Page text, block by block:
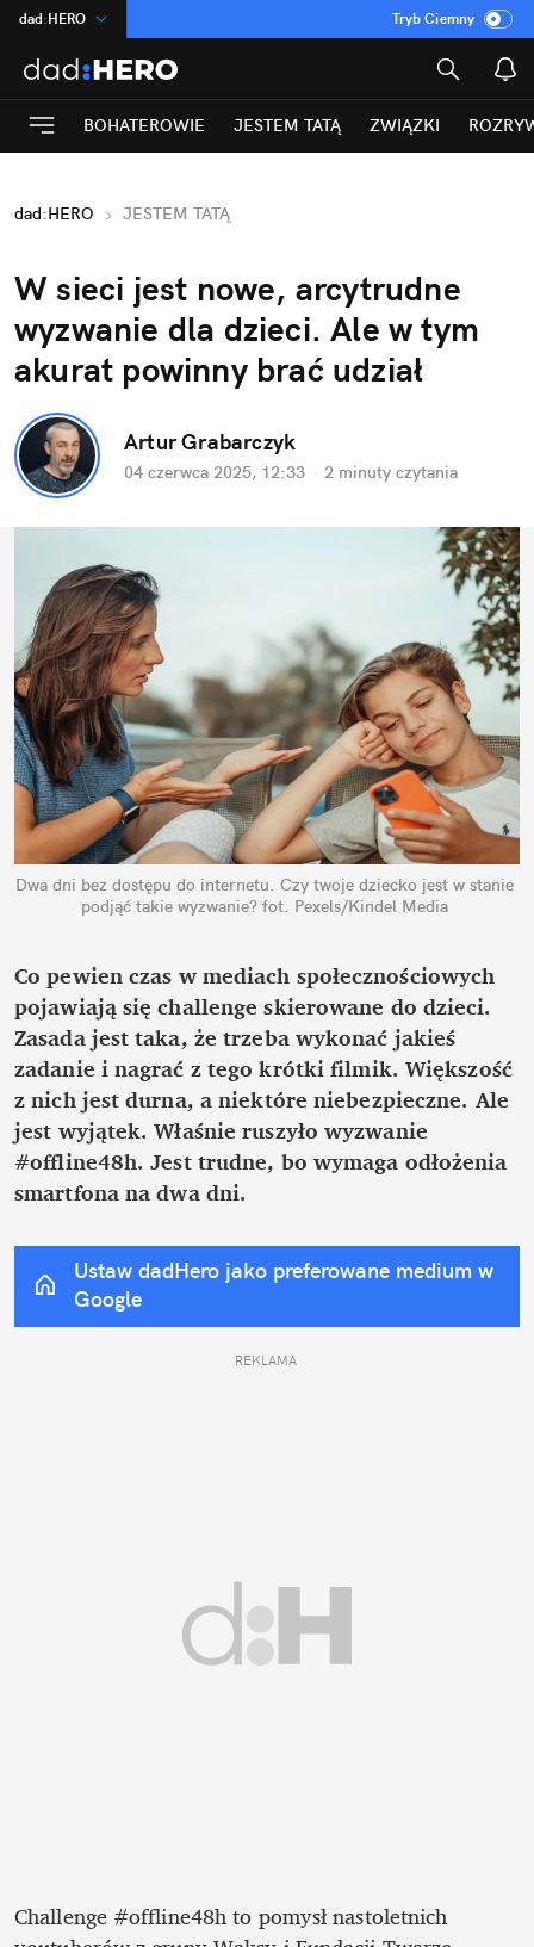
dad:HERO
:Temat
INN:Poland
ASZ:dziennik
Rozrywka
Tryb Ciemny
BOHATEROWIE JESTEM TATĄ ZWIĄZKI
dad:HERO JESTEM TATĄ
W sieci jest nowe, arcytrudne
wyzwanie dla dzieci. Ale w tym
akurat powinny brać udział
Artur Grabarczyk
04 czerwca 2025, 12:33 · 2 minuty czytania
Dwa dni bez dostępu do internetu. Czy twoje dziecko jest w stanie
podjąć takie wyzwanie? fot. Pexels/Kindel Media
Co pewien czas w mediach społecznościowych
pojawiają się challenge skierowane do dzieci.
Zasada jest taka, że trzeba wykonać jakieś
zadanie i nagrać z tego krótki filmik. Większość
z nich jest durna, a niektóre niebezpieczne. Ale
jest wyjątek. Właśnie ruszyło wyzwanie
#offline48h. Jest trudne, bo wymaga odłożenia
smartfona na dwa dni.
Ustaw dadHero jako preferowane medium w
Google
REKLAMA
Challenge #offline48h to pomysł nastoletnich